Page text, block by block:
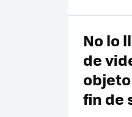
No lo
de
fin de